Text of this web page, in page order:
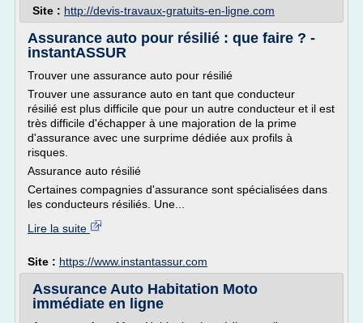
Site : http://devis-travaux-gratuits-en-ligne.com
Assurance auto pour résilié : que faire ? -
instantASSUR
Trouver une assurance auto pour résilié
Trouver une assurance auto en tant que conducteur
résilié est plus difficile que pour un autre conducteur et il est
très difficile d'échapper à une majoration de la prime
d'assurance avec une surprime dédiée aux profils à
risques.
Assurance auto résilié
Certaines compagnies d'assurance sont spécialisées dans
les conducteurs résiliés. Une...
Lire la suite
Site : https://www.instantassur.com
Assurance Auto Habitation Moto
immédiate en ligne